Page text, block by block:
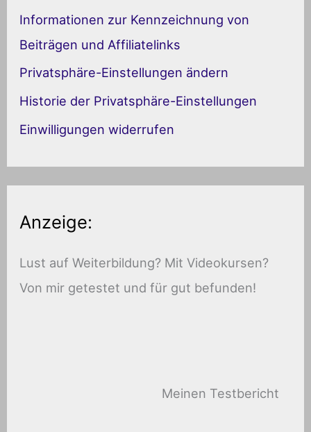
Informationen zur Kennzeichnung von
Beiträgen und Affiliatelinks
Privatsphäre-Einstellungen ändern
Historie der Privatsphäre-Einstellungen
Einwilligungen widerrufen
Anzeige:
Lust auf Weiterbildung? Mit Videokursen?
Von mir getestet und für gut befunden!
Meinen Testbericht
e
n